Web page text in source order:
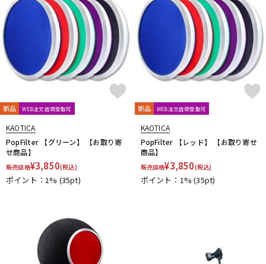
新品 WEB注文店頭受取可
KAOTICA
PopFilter 【グリーン】 【お取り寄
せ商品】
販売価格¥3,850(税込)
ポイント：1% (35pt)
新品 WEB注文店頭受取可
KAOTICA
PopFilter 【レッド】 【お取り寄せ
商品】
販売価格¥3,850(税込)
ポイント：1%(35pt)